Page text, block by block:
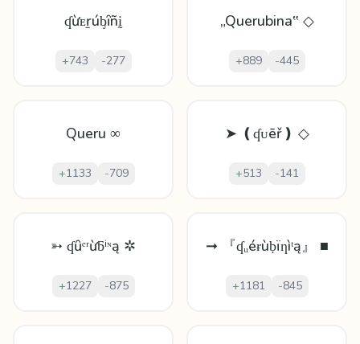
ʠừᴇṟúᶀȋñḭ
+743 -277
„Querubina‟ ◇
+889 -445
Queru ∞
+1133 -709
➤ ❪ʠᴜēř❫ ◇
+513 -141
➳ ʠȗᵉʳừƃⁱᶰą ✲
+1227 -875
➞ 『ʠᵤéɍùḅïƞìᵗą』 ■
+1181 -845